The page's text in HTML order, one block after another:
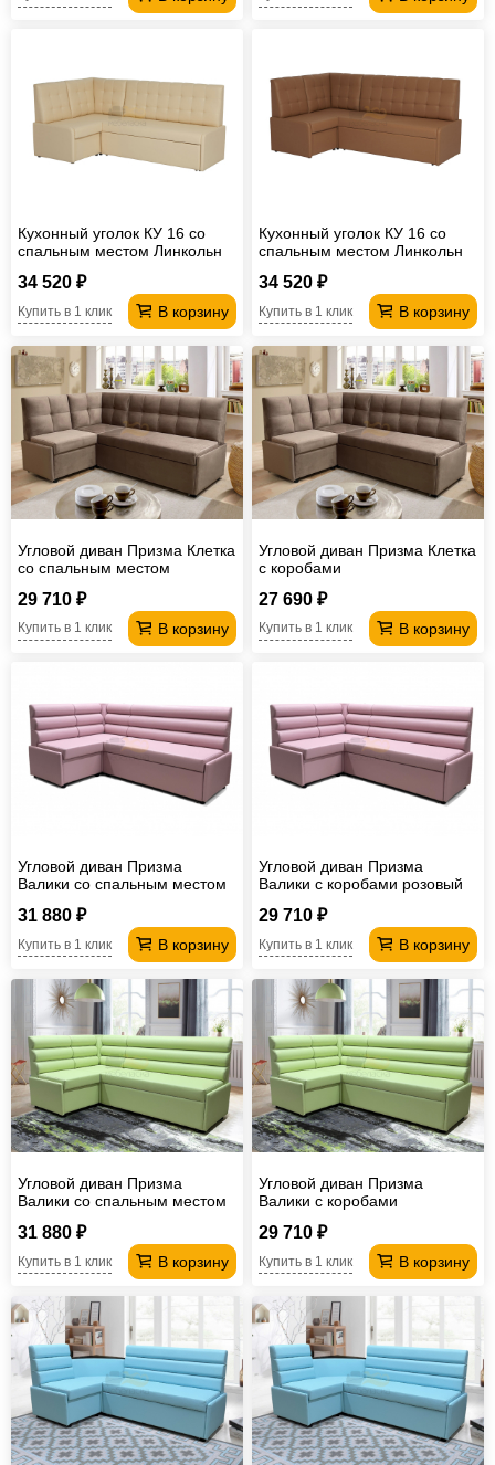
Кухонный уголок КУ 16 со
спальным местом Линкольн
34 520 ₽
В корзину
Купить в 1 клик
Кухонный уголок КУ 16 со
спальным местом Линкольн
34 520 ₽
В корзину
Купить в 1 клик
Угловой диван Призма Клетка
со спальным местом
29 710 ₽
В корзину
Купить в 1 клик
Угловой диван Призма Клетка
с коробами
27 690 ₽
В корзину
Купить в 1 клик
Угловой диван Призма
Валики со спальным местом
31 880 ₽
В корзину
Купить в 1 клик
Угловой диван Призма
Валики с коробами розовый
29 710 ₽
В корзину
Купить в 1 клик
Угловой диван Призма
Валики со спальным местом
31 880 ₽
В корзину
Купить в 1 клик
Угловой диван Призма
Валики с коробами
29 710 ₽
В корзину
Купить в 1 клик